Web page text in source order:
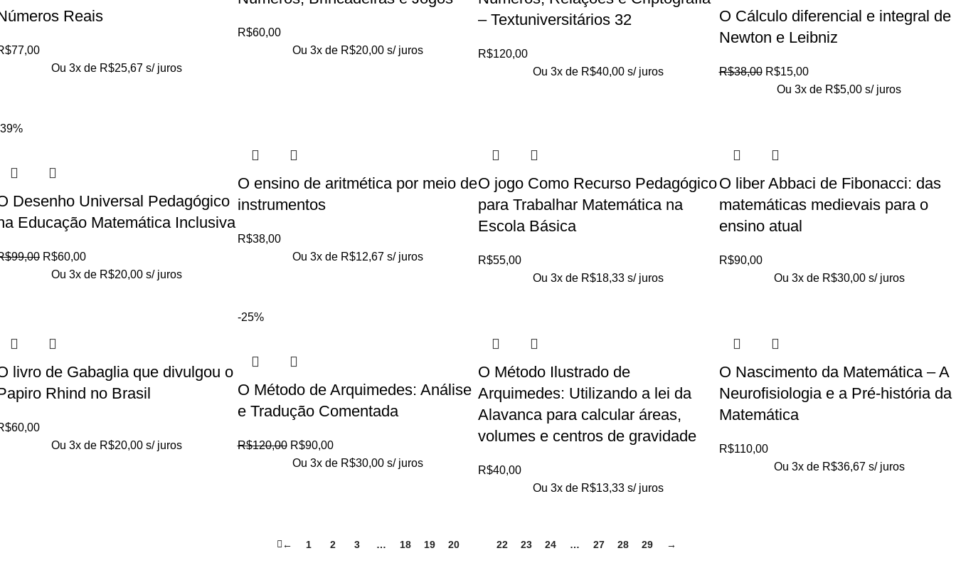
Reais
77,00
Ou 3x de R$25,67 s/ juros
R$60,00
Ou 3x de R$20,00 s/ juros
– Textuniversitários 32
R$120,00
Ou 3x de R$40,00 s/ juros
O Cálculo diferencial e integral de
Newton e Leibniz
R$38,00 R$15,00
Ou 3x de R$5,00 s/ juros
Desenho Universal Pedagógico
Educação Matemática Inclusiva
99,00 R$60,00
Ou 3x de R$20,00 s/ juros
O ensino de aritmética por meio de
instrumentos
R$38,00
Ou 3x de R$12,67 s/ juros
O jogo Como Recurso Pedagógico
para Trabalhar Matemática na
Escola Básica
R$55,00
Ou 3x de R$18,33 s/ juros
O liber Abbaci de Fibonacci: das
matemáticas medievais para o
ensino atual
R$90,00
Ou 3x de R$30,00 s/ juros
livro de Gabaglia que divulgou o
Rhind no Brasil
60,00
Ou 3x de R$20,00 s/ juros
-25%
O Método de Arquimedes: Análise
e Tradução Comentada
R$120,00 R$90,00
Ou 3x de R$30,00 s/ juros
O Método Ilustrado de
Arquimedes: Utilizando a lei da
Alavanca para calcular áreas,
volumes e centros de gravidade
R$40,00
Ou 3x de R$13,33 s/ juros
O Nascimento da Matemática – A
Neurofisiologia e a Pré-história da
Matemática
R$110,00
Ou 3x de R$36,67 s/ juros
← 1 2 3 … 18 19 20 22 23 24 … 27 28 29 →